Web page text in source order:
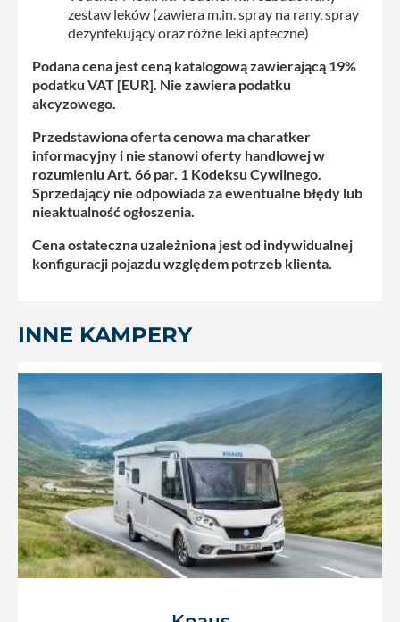
zestaw leków (zawiera m.in. spray na rany, spray
dezynfekujący oraz różne leki apteczne)
Podana cena jest ceną katalogową zawierającą 19%
podatku VAT [EUR]. Nie zawiera podatku
akcyzowego.
Przedstawiona oferta cenowa ma charatker
informacyjny i nie stanowi oferty handlowej w
rozumieniu Art. 66 par. 1 Kodeksu Cywilnego.
Sprzedający nie odpowiada za ewentualne błędy lub
nieaktualność ogłoszenia.
Cena ostateczna uzależniona jest od indywidualnej
konfiguracji pojazdu względem potrzeb klienta.
INNE KAMPERY